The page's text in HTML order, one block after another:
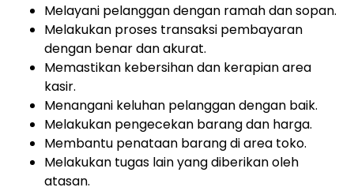
Melayani pelanggan dengan ramah dan sopan.
Melakukan proses transaksi pembayaran
dengan benar dan akurat.
Memastikan kebersihan dan kerapian area
kasir.
Menangani keluhan pelanggan dengan baik.
Melakukan pengecekan barang dan harga.
Membantu penataan barang di area toko.
Melakukan tugas lain yang diberikan oleh
atasan.